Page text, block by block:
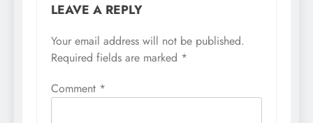
LEAVE A REPLY
Your email address will not be published.
Required fields are marked *
Comment *